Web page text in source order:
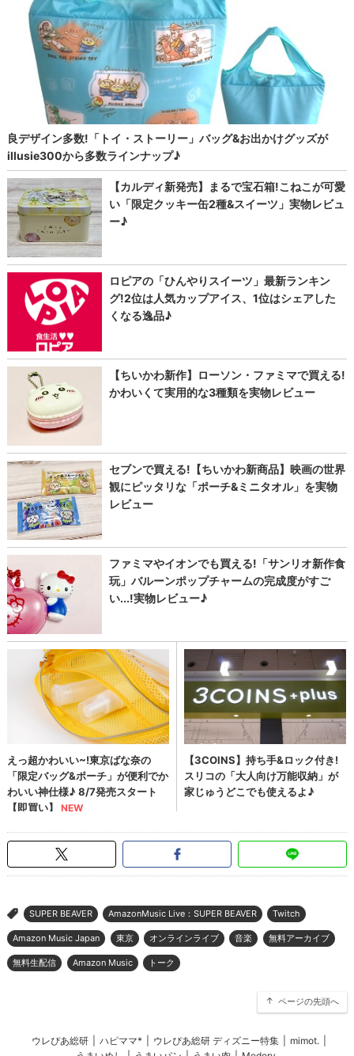
> SUPER BEAVER AmazonMusic Live：SUPER BEAVER Twitch
Amazon Music Japan 東京 オンラインライブ 音楽 無料アーカイブ
無料生配信 Amazon Music トーク
ページの先頭へ
ウレぴあ総研 ハピママ* ウレぴあ総研 ディズニー特集 mimot.